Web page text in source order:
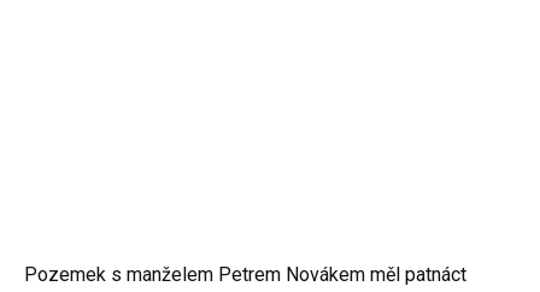
Pozemek s manželem Petrem Novákem měl patnáct